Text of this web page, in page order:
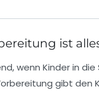
ist
wenn Kinder in
gibt den